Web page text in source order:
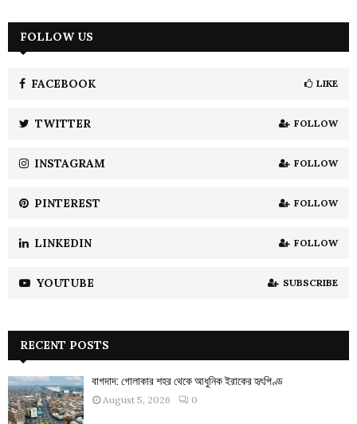
h
H
FOLLOW US
FACEBOOK LIKE
TWITTER FOLLOW
INSTAGRAM FOLLOW
PINTEREST FOLLOW
LINKEDIN FOLLOW
YOUTUBE SUBSCRIBE
RECENT POSTS
বাগদাদ: গোলাকার শহর থেকে আধুনিক ইরাকের হৃৎপিণ্ড
August 5, 2026 0